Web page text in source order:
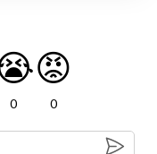
0
😡
0